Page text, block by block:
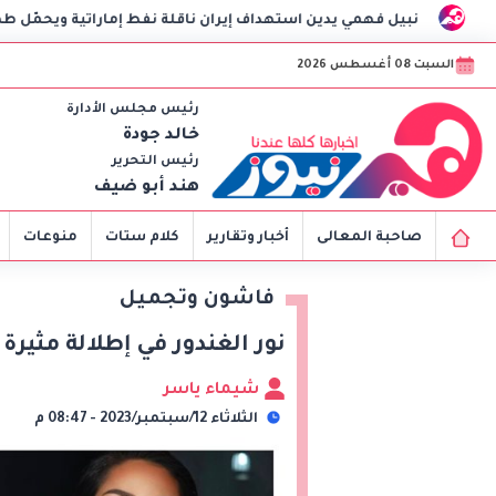
يدين استهداف إيران ناقلة نفط إماراتية ويحمّل طهران مسؤولية
السبت 08 أغسطس 2026
رئيس مجلس الأدارة
خالد جودة
رئيس التحرير
هند أبو ضيف
صاحبة المعالى أخبار وتقارير كلام ستات منوعات
فاشون وتجميل
نور الغندور في إطلالة
شيماء ياسر
الثلاثاء 12/سبتمبر/2023 - 08:47 م